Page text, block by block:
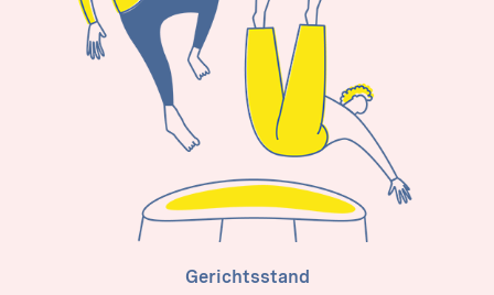
Gerichtsstand